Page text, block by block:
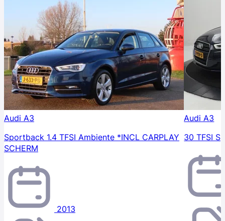
Audi A3
Sportback 1.4 TFSI Ambiente *INCL CARPLAY
SCHERM
2013
Audi A3
30 TFSI